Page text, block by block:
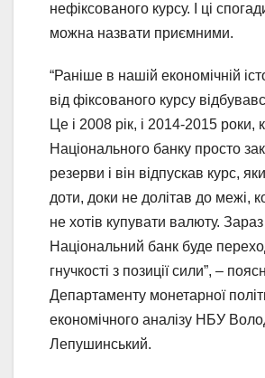
нефіксованого курсу. І ці
можна назвати приємними.
“Раніше в нашій економічній
від фіксованого курсу
Це і 2008 рік, і 2014-2015 роки,
Національного банку просто
резерви і він відпускав курс,
доти, доки не долітав до межі,
не хотів купувати валюту. Зараз
Національний банк буде
гнучкості з позиції сили”, –
Департаменту монетарної
економічного аналізу НБУ
Лепушинський.